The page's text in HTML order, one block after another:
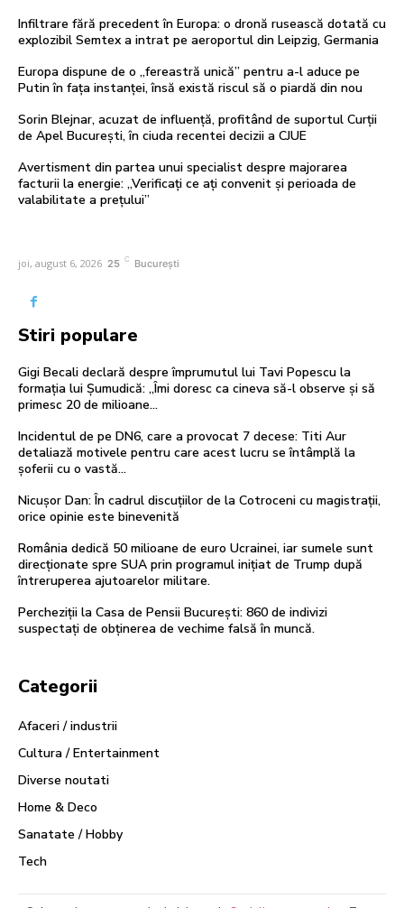
Infiltrare fără precedent în Europa: o dronă rusească dotată cu
explozibil Semtex a intrat pe aeroportul din Leipzig, Germania
Europa dispune de o „fereastră unică” pentru a-l aduce pe
Putin în fața instanței, însă există riscul să o piardă din nou
Sorin Blejnar, acuzat de influență, profitând de suportul Curții
de Apel București, în ciuda recentei decizii a CJUE
Avertisment din partea unui specialist despre majorarea
facturii la energie: „Verificați ce ați convenit și perioada de
valabilitate a prețului”
joi, august 6, 2026 25 C București
Stiri populare
Gigi Becali declară despre împrumutul lui Tavi Popescu la
formația lui Șumudică: „Îmi doresc ca cineva să-l observe și să
primesc 20 de milioane...
Incidentul de pe DN6, care a provocat 7 decese: Titi Aur
detaliază motivele pentru care acest lucru se întâmplă la
șoferii cu o vastă...
Nicuşor Dan: În cadrul discuțiilor de la Cotroceni cu magistrații,
orice opinie este binevenită
România dedică 50 milioane de euro Ucrainei, iar sumele sunt
direcționate spre SUA prin programul inițiat de Trump după
întreruperea ajutoarelor militare.
Percheziții la Casa de Pensii București: 860 de indivizi
suspectați de obținerea de vechime falsă în muncă.
Categorii
Afaceri / industrii
Cultura / Entertainment
Diverse noutati
Home & Deco
Sanatate / Hobby
Tech